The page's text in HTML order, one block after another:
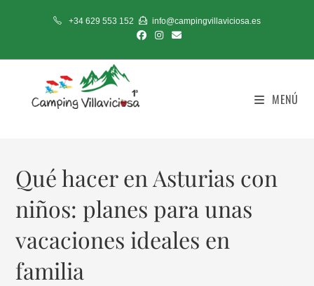
+34 629 553 152 info@campingvillaviciosa.es
MENÚ
Qué hacer en Asturias con
niños: planes para unas
vacaciones ideales en
familia